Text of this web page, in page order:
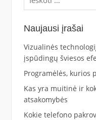
Naujausi įrašai
Vizualinės
įspūdingų šviesos
Programėlės, kurios
Kas yra muitinė ir
atsakomybės
Kokie telefono